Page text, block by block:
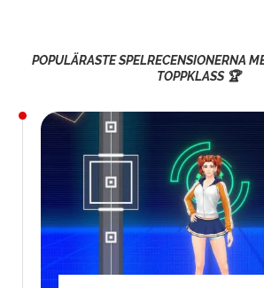
POPULÄRASTE SPELRECENSIONERNA
TOPPKLASS 🏆